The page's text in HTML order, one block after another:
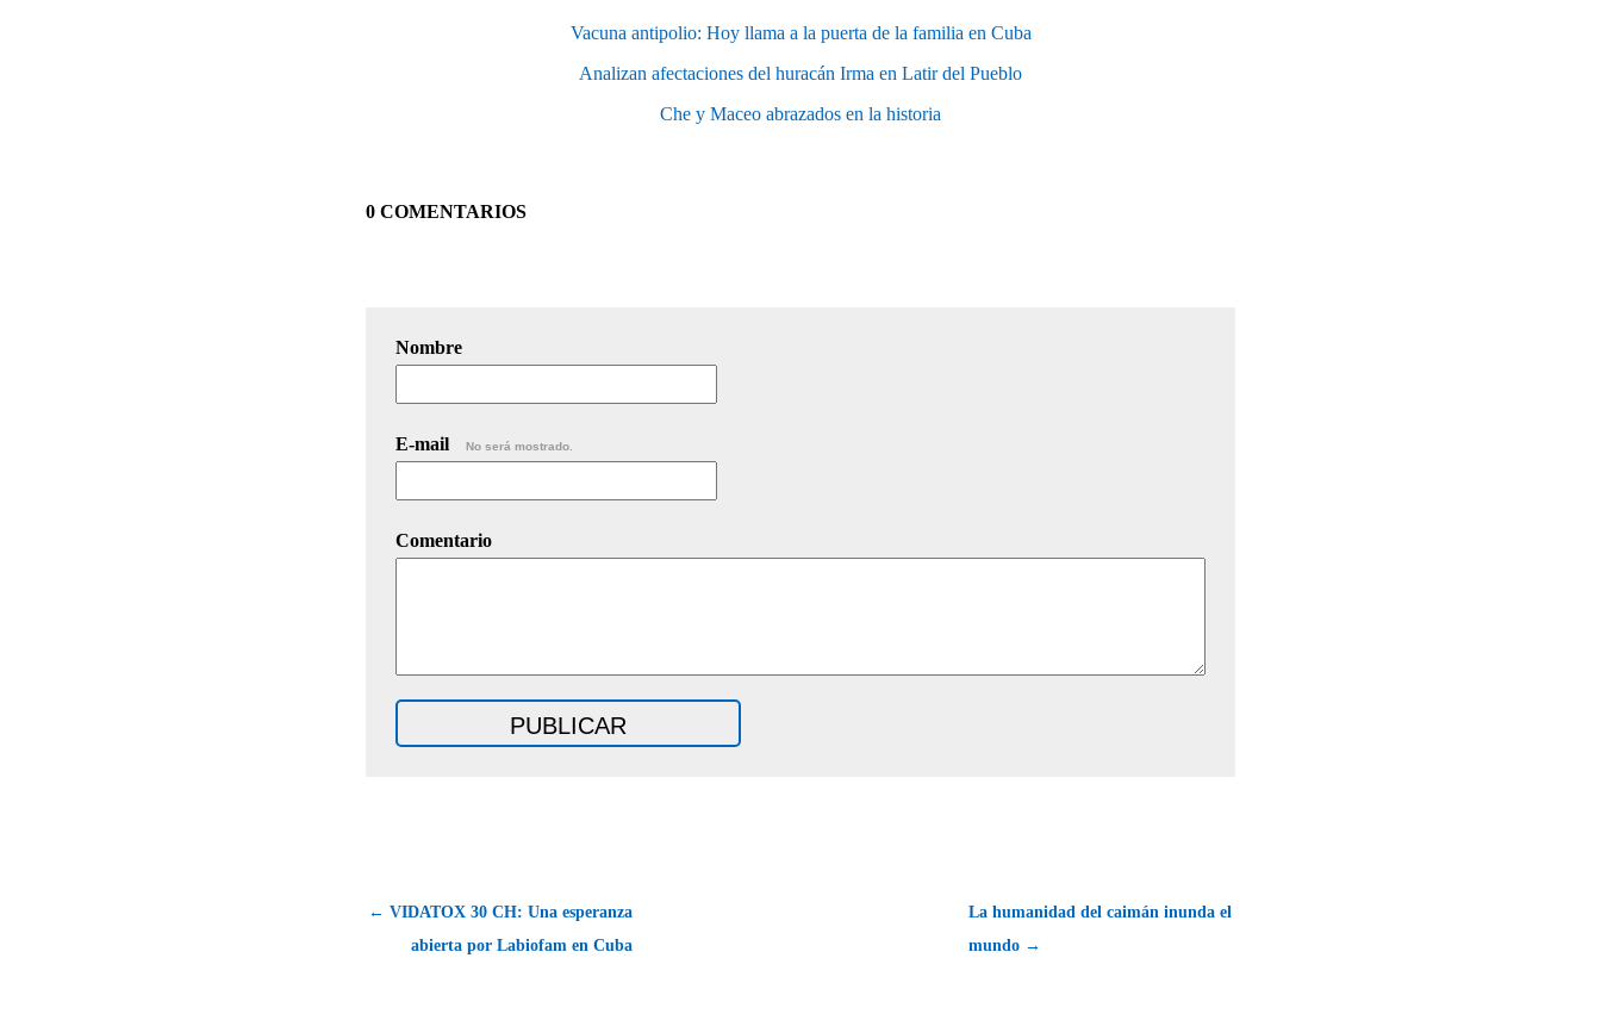
Vacuna antipolio: Hoy llama a la puerta de la familia en Cuba
Analizan afectaciones del huracán Irma en Latir del Pueblo
Che y Maceo abrazados en la historia
0 COMENTARIOS
Nombre
E-mail No será mostrado.
Comentario
← VIDATOX 30 CH: Una esperanza
abierta por Labiofam en Cuba
La humanidad del caimán inunda el
mundo →